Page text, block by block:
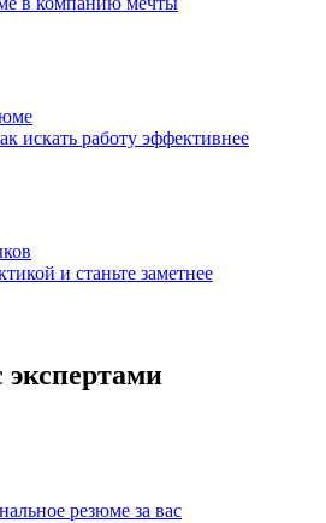
искать работу эффективнее
и станьте заметнее
экспертами
резюме за вас